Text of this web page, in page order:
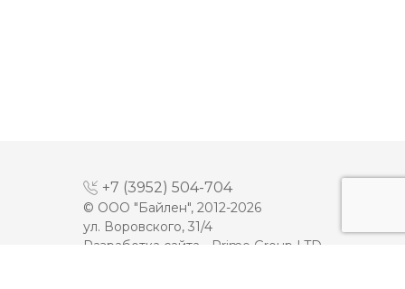
+7 (3952) 504-704
© ООО "Байлен", 2012-2026
ул. Воровского, 31/4
Разработка сайта -
Prime Group LTD